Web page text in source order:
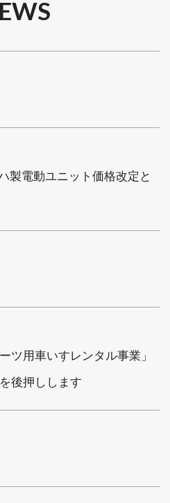
製電動ユニット価格改定と
ツ用車いすレンタル事業」
後押しします